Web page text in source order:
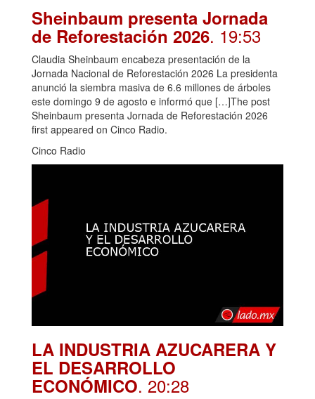
Sheinbaum presenta Jornada
de Reforestación 2026. 19:53
Claudia Sheinbaum encabeza presentación de la
Jornada Nacional de Reforestación 2026 La presidenta
anunció la siembra masiva de 6.6 millones de árboles
este domingo 9 de agosto e informó que […]The post
Sheinbaum presenta Jornada de Reforestación 2026
first appeared on Cinco Radio.
Cinco Radio
LA INDUSTRIA AZUCARERA Y
EL DESARROLLO
ECONÓMICO. 20:28